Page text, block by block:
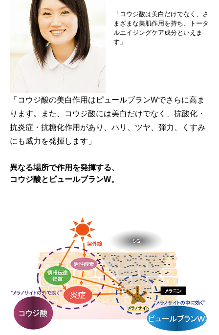
「コウジ酸は美白だけでなく、さ
まざまな美肌作用を持ち、トータ
ルエイジングケア成分といえま
す」
「コウジ酸の美白作用はピュールブランWでさらに高ま
ります。また、コウジ酸には美白だけでなく、抗酸化・
抗炎症・抗糖化作用があり、ハリ、ツヤ、弾力、くすみ
にも威力を発揮します」
異なる場所で作用を発揮する、
コウジ酸とピュールブランW。